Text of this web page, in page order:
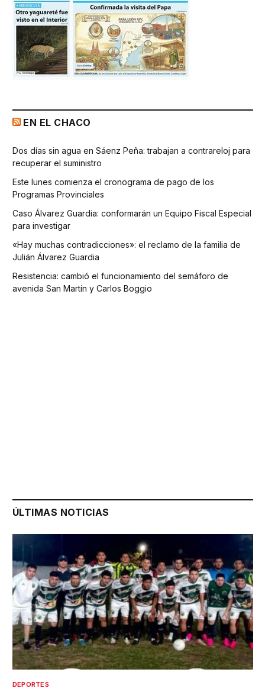
EN EL CHACO
Dos días sin agua en Sáenz Peña: trabajan a contrareloj para
recuperar el suministro
Este lunes comienza el cronograma de pago de los
Programas Provinciales
Caso Álvarez Guardia: conformarán un Equipo Fiscal Especial
para investigar
«Hay muchas contradicciones»: el reclamo de la familia de
Julián Álvarez Guardia
Resistencia: cambió el funcionamiento del semáforo de
avenida San Martín y Carlos Boggio
ÚLTIMAS NOTICIAS
DEPORTES